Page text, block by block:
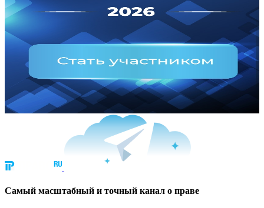
Cамый масштабный и точный канал о праве